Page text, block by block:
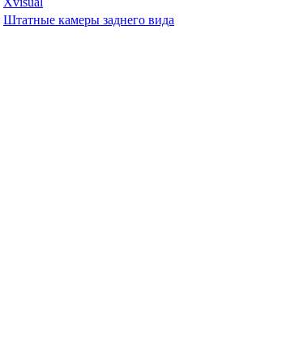
Штатные камеры заднего вида